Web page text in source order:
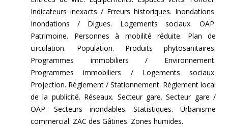
Indicateurs inexacts / Erreurs historiques. Inondations.
Inondations / Digues. Logements sociaux. OAP.
Patrimoine. Personnes à mobilité réduite. Plan de
circulation. Population. Produits phytosanitaires.
Programmes immobiliers / Environnement.
Programmes immobiliers / Logements sociaux.
Projection. Règlement / Stationnement. Règlement local
de la publicité. Réseaux. Secteur gare. Secteur gare /
OAP. Secteurs inondables. Statistiques. Urbanisme
commercial. ZAC des Gâtines. Zones humides.